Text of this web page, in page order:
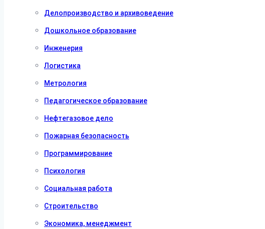
Делопроизводство и архивоведение
Дошкольное образование
Инженерия
Логистика
Метрология
Педагогическое образование
Нефтегазовое дело
Пожарная безопасность
Программирование
Психология
Социальная работа
Строительство
Экономика, менеджмент